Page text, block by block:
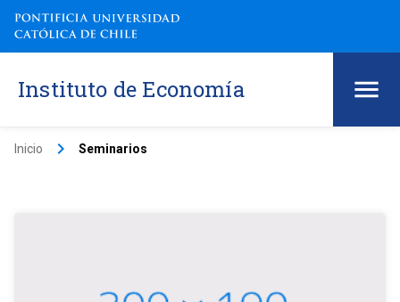
Instituto de Economía
Inicio keyboard_arrow_right Seminarios